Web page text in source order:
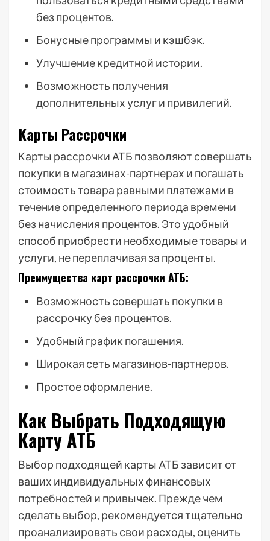
без процентов.
Бонусные программы и кэшбэк.
Улучшение кредитной истории.
Возможность получения
дополнительных услуг и привилегий.
Карты Рассрочки
Карты рассрочки АТБ позволяют совершать
покупки в магазинах-партнерах и погашать
стоимость товара равными платежами в
течение определенного периода времени
без начисления процентов. Это удобный
способ приобрести необходимые товары и
услуги, не переплачивая за проценты.
Преимущества карт рассрочки АТБ:
Возможность совершать покупки в
рассрочку без процентов.
Удобный график погашения.
Широкая сеть магазинов-партнеров.
Простое оформление.
Как Выбрать Подходящую
Карту АТБ
Выбор подходящей карты АТБ зависит от
ваших индивидуальных финансовых
потребностей и привычек. Прежде чем
сделать выбор, рекомендуется тщательно
проанализировать свои расходы, оценить